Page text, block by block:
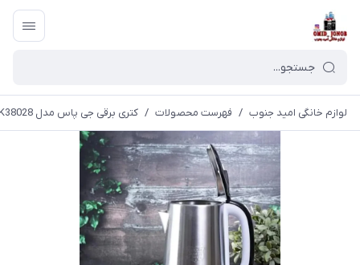
لوازم خانگی امید جنوب / فهرست محصولات / کتری برقی جی پاس مدل GK38028